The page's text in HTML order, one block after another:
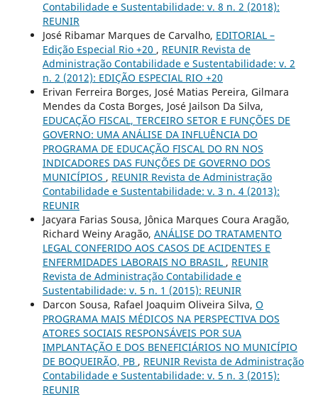
Contabilidade e Sustentabilidade: v. 8 n. 2 (2018):
REUNIR
José Ribamar Marques de Carvalho, EDITORIAL –
Edição Especial Rio +20 , REUNIR Revista de
Administração Contabilidade e Sustentabilidade: v. 2
n. 2 (2012): EDIÇÃO ESPECIAL RIO +20
Erivan Ferreira Borges, José Matias Pereira, Gilmara
Mendes da Costa Borges, José Jailson Da Silva,
EDUCAÇÃO FISCAL, TERCEIRO SETOR E FUNÇÕES DE
GOVERNO: UMA ANÁLISE DA INFLUÊNCIA DO
PROGRAMA DE EDUCAÇÃO FISCAL DO RN NOS
INDICADORES DAS FUNÇÕES DE GOVERNO DOS
MUNICÍPIOS , REUNIR Revista de Administração
Contabilidade e Sustentabilidade: v. 3 n. 4 (2013):
REUNIR
Jacyara Farias Sousa, Jônica Marques Coura Aragão,
Richard Weiny Aragão, ANÁLISE DO TRATAMENTO
LEGAL CONFERIDO AOS CASOS DE ACIDENTES E
ENFERMIDADES LABORAIS NO BRASIL , REUNIR
Revista de Administração Contabilidade e
Sustentabilidade: v. 5 n. 1 (2015): REUNIR
Darcon Sousa, Rafael Joaquim Oliveira Silva, O
PROGRAMA MAIS MÉDICOS NA PERSPECTIVA DOS
ATORES SOCIAIS RESPONSÁVEIS POR SUA
IMPLANTAÇÃO E DOS BENEFICIÁRIOS NO MUNICÍPIO
DE BOQUEIRÃO, PB , REUNIR Revista de Administração
Contabilidade e Sustentabilidade: v. 5 n. 3 (2015):
REUNIR